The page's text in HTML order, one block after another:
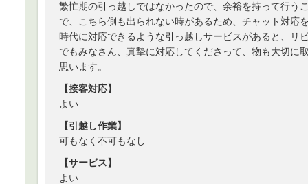
繁忙期の引っ越しではなかったので、余裕を持って行う
で、こちら側も出られない時があるため、チャット対応
時代に対応できるような引っ越しサービスがあると、リ
でもみなさん、真摯に対応してくださって、物も大切に
思います。
【接客対応】
よい
【引越し作業】
可もなく不可もなし
【サービス】
よい